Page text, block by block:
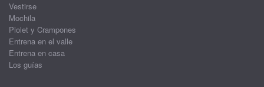
Vestirse
Mochila
Piolet y Crampones
Entrena en el valle
Entrena en casa
Los guías